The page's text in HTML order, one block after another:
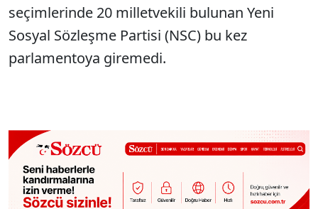
seçimlerinde 20 milletvekili bulunan Yeni
Sosyal Sözleşme Partisi (NSC) bu kez
parlamentoya giremedi.